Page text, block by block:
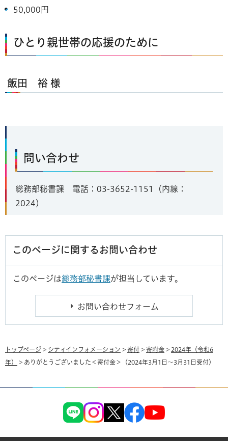
50,000円
ひとり親世帯の応援のために
飯田 裕 様
問い合わせ
総務部秘書課 電話：03-3652-1151（内線：
2024）
このページに関するお問い合わせ
このページは総務部秘書課が担当しています。
トップページ > シティインフォメーション > 寄付 > 寄附金 > 2024年（令和6
年） > ありがとうございました＜寄付金＞（2024年3月1日～3月31日受付）